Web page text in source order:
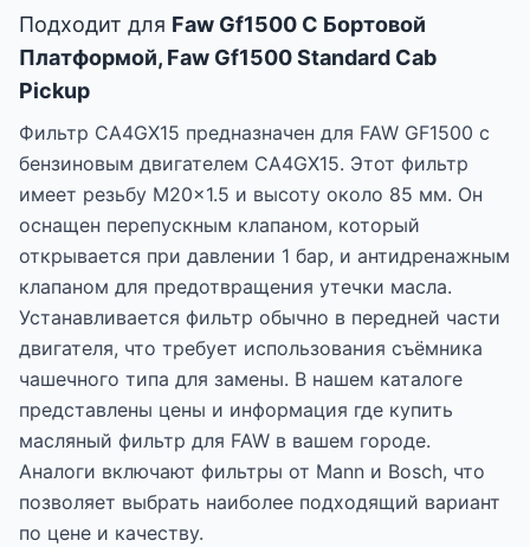
Подходит для Faw Gf1500 C Бортовой
Платформой, Faw Gf1500 Standard Cab
Pickup
Фильтр CA4GX15 предназначен для FAW GF1500 с
бензиновым двигателем CA4GX15. Этот фильтр
имеет резьбу M20x1.5 и высоту около 85 мм. Он
оснащен перепускным клапаном, который
открывается при давлении 1 бар, и антидренажным
клапаном для предотвращения утечки масла.
Устанавливается фильтр обычно в передней части
двигателя, что требует использования съёмника
чашечного типа для замены. В нашем каталоге
представлены цены и информация где купить
масляный фильтр для FAW в вашем городе.
Аналоги включают фильтры от Mann и Bosch, что
позволяет выбрать наиболее подходящий вариант
по цене и качеству.